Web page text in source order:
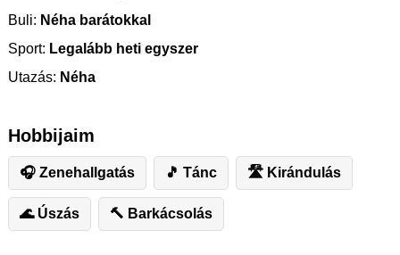
Buli: Néha barátokkal
Sport: Legalább heti egyszer
Utazás: Néha
Hobbijaim
🎧 Zenehallgatás 🎵 Tánc 🛣️ ️Kirándulás
🌊 Úszás 🔨 Barkácsolás